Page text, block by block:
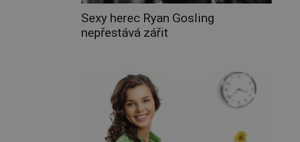
Sexy herec Ryan Gosling
nepřestává zářit